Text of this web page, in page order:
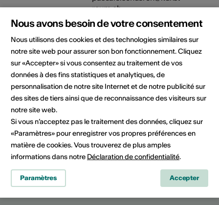
raum.ch
3900 Brig
Téléphone 0792788994
E-Mail
Site Internet
Domaine
Domaine culturel
Arts visuels
Partager l'actualité
Nous avons besoin de votre consentement
Nous utilisons des cookies et des technologies similaires sur
notre site web pour assurer son bon fonctionnement. Cliquez
sur «Accepter» si vous consentez au traitement de vos
données à des fins statistiques et analytiques, de
personnalisation de notre site Internet et de notre publicité sur
des sites de tiers ainsi que de reconnaissance des visiteurs sur
notre site web.
Si vous n’acceptez pas le traitement des données, cliquez sur
«Paramètres» pour enregistrer vos propres préférences en
matière de cookies. Vous trouverez de plus amples
informations dans notre Déclaration de confidentialité.
Paramètres Accepter